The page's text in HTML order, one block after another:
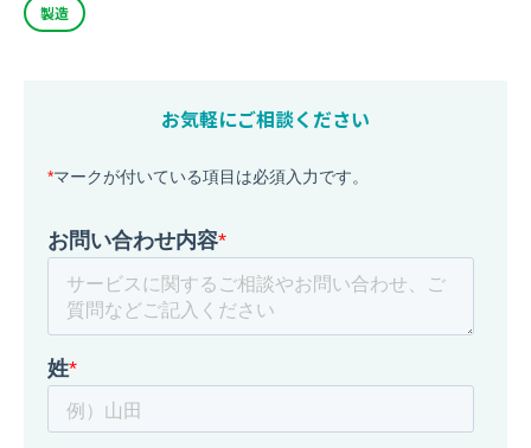
製造
お気軽にご相談ください